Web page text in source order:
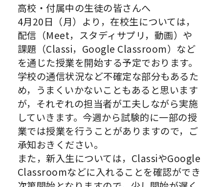
高校・付属中の生徒の皆さんへ
4月20日（月）より，在校生については，
配信（Meet，スタディサプリ，動画）や
課題（Classi，Google Classroom）など
を通じた授業を開始する予定でおります。
学校の通信状況など不確定な部分もあるた
め，うまくいかないこともあると思います
が，それぞれの担当者が工夫しながら実施
していきます。今週から試験的に一部の授
業では授業を行うことがありますので，ご
承知おきください。
また，新入生については，ClassiやGoogle
Classroomなどに入れることを確認ができ